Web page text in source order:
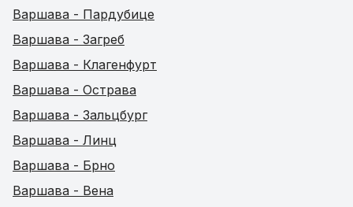
Варшава - Пардубице
Варшава - Загреб
Варшава - Клагенфурт
Варшава - Острава
Варшава - Зальцбург
Варшава - Линц
Варшава - Брно
Варшава - Вена